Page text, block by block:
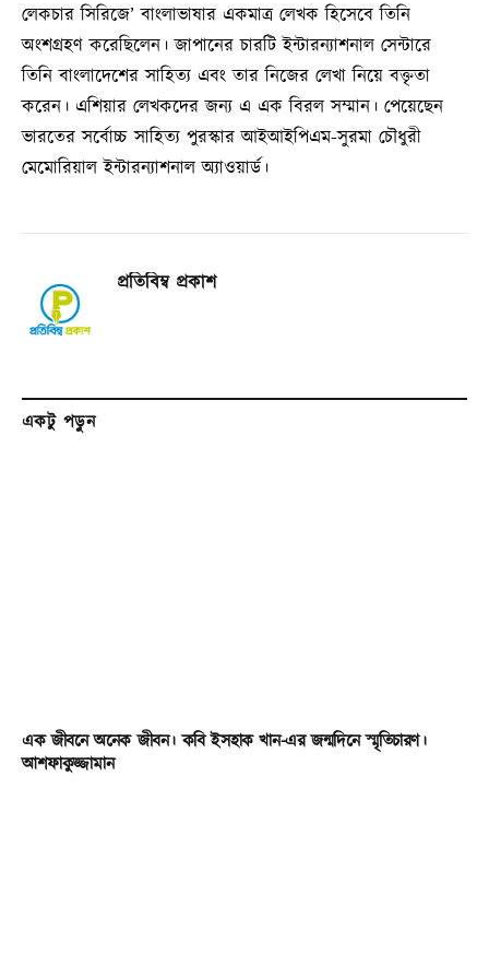
লেকচার সিরিজে’ বাংলাভাষার একমাত্র লেখক হিসেবে তিনি
অংশগ্রহণ করেছিলেন। জাপানের চারটি ইন্টারন্যাশনাল সেন্টারে
তিনি বাংলাদেশের সাহিত্য এবং তার নিজের লেখা নিয়ে বক্তৃতা
করেন। এশিয়ার লেখকদের জন্য এ এক বিরল সম্মান। পেয়েছেন
ভারতের সর্বোচ্চ সাহিত্য পুরস্কার আইআইপিএম-সুরমা চৌধুরী
মেমোরিয়াল ইন্টারন্যাশনাল অ্যাওয়ার্ড।
প্রতিবিম্ব প্রকাশ
একটু পড়ুন
এক জীবনে অনেক জীবন। কবি ইসহাক খান-এর জন্মদিনে স্মৃতিচারণ।
আশফাকুজ্জামান